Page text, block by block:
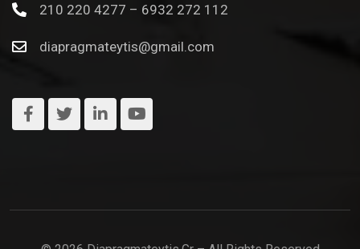
210 220 4277 – 6932 272 112
diapragmateytis@gmail.com